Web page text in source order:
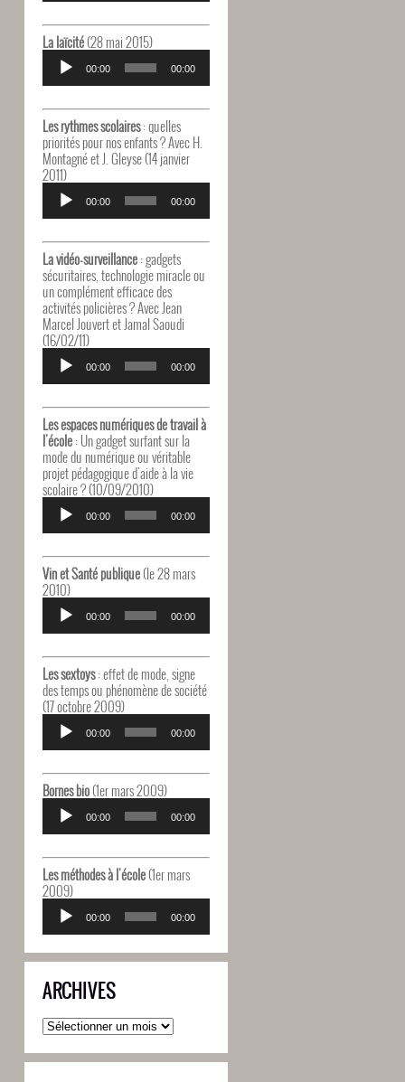
La laïcité(28 mai 2015)
Lecteur
audio
00:00 00:00
Les rythmes scolaires: quelles
priorités pour nos enfants ? Avec H.
Montagné et J. Gleyse (14 janvier
2011)
Lecteur
audio
00:00 00:00
La vidéo-surveillance: gadgets
sécuritaires, technologie miracle ou
un complément efficace des
activités policières ? Avec Jean
Marcel Jouvert et Jamal Saoudi
(16/02/11)
Lecteur
audio
00:00 00:00
Les espaces numériques de travail à
l'école: Un gadget surfant sur la
mode du numérique ou véritable
projet pédagogique d'aide à la vie
scolaire ? (10/09/2010)
Lecteur
audio
00:00 00:00
Vin et Santé publique(le 28 mars
2010)
Lecteur
audio
00:00 00:00
Les sextoys: effet de mode, signe
des temps ou phénomène de société
(17 octobre 2009)
Lecteur
audio
00:00 00:00
Bornes bio(1er mars 2009)
Lecteur
audio
00:00 00:00
Les méthodes à l'école(1er mars
2009)
Lecteur
audio
00:00 00:00
ARCHIVES
Archives